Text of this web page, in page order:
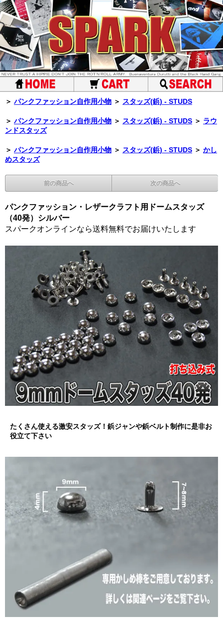
＞ パンクファッション自作用小物 ＞ スタッズ(鋲) - STUDS
＞ パンクファッション自作用小物 ＞ スタッズ(鋲) - STUDS ＞ ラウ
ンドスタッズ
＞ パンクファッション自作用小物 ＞ スタッズ(鋲) - STUDS ＞ かし
めスタッズ
前の商品へ 次の商品へ
パンクファッション・レザークラフト用ドームスタッズ
（40発）シルバー
スパークオンラインなら送料無料でお届けいたします
たくさん使える激安スタッズ！鋲ジャンや鋲ベルト制作に是非お
役立て下さい